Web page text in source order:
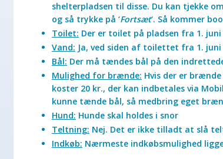
shelterpladsen til disse. Du kan tjekke
og så trykke på ‘Fortsæt‘. Så kommer
Toilet: Der er toilet på pladsen fra 1.
Vand: Ja, ved siden af toilettet fra 1.
Bål: Der må tændes bål på den
Mulighed for brænde: Hvis der er
koster 20 kr., der kan indbetales via
kunne tænde bål, så medbring eget
Hund: Hunde skal holdes i snor
Teltning: Nej. Det er ikke tilladt at slå
Indkøb: Nærmeste indkøbsmulighed